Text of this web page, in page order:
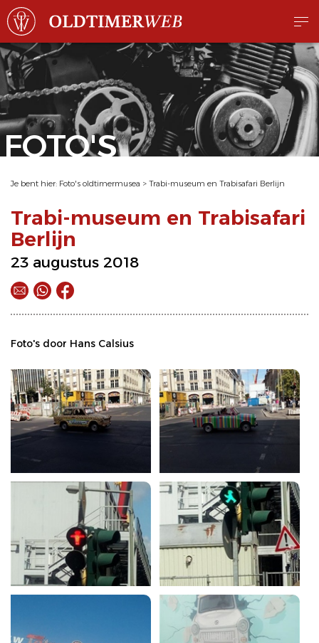
FOTO'S
Je bent hier: Foto's oldtimermusea > Trabi-museum en Trabisafari Berlijn
Trabi-museum en Trabisafari
Berlijn
23 augustus 2018
Foto's door Hans Calsius